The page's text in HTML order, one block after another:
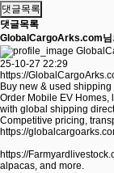
댓글목록
댓글목록
GlobalCargoArks.com님
25-10-27 22:29
https://
Buy new & used
Order Mobile EV
with global shipping
Competitive pricing,
https://
https://
alpacas, and more.